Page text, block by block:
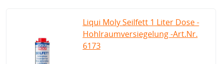
Liqui Moly Seilfett 1 Liter Dose -
Hohlraumversiegelung -Art.Nr.
6173